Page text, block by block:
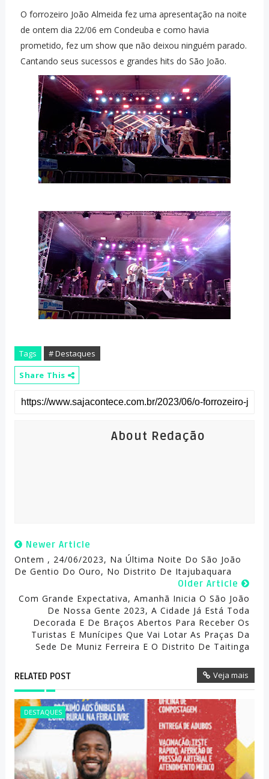
O forrozeiro João Almeida fez uma apresentação na noite
de ontem dia 22/06 em Condeuba e como havia
prometido, fez um show que não deixou ninguém parado.
Cantando seus sucessos e grandes hits do São João.
Tags
# Destaques
Share This
About Redação
Newer Article
Ontem , 24/06/2023, Na Última Noite Do São João
De Gentio Do Ouro, No Distrito De Itajubaquara
Older Article
Com Grande Expectativa, Amanhã Inicia O São João
De Nossa Gente 2023, A Cidade Já Está Toda
Decorada E De Braços Abertos Para Receber Os
Turistas E Munícipes Que Vai Lotar As Praças Da
Sede De Muniz Ferreira E O Distrito De Taitinga
RELATED POST Veja mais
DESTAQUES